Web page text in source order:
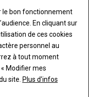
individuelle agricole ou
à l’
article L611-6
(niveau 3 de la
agricoles)
des sols sableux
rapidement »
de 400 hectares
à tendance acide l'…
le bon fonctionnement
En cliquant sur
de ces cookies
personnel au
à tout moment
Modifier mes
site. Plus d'infos